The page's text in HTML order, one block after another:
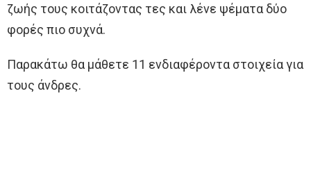
ζωής τους κοιτάζοντας τες και λένε ψέματα δύο
φορές πιο συχνά.
Παρακάτω θα μάθετε 11 ενδιαφέροντα στοιχεία για
τους άνδρες.